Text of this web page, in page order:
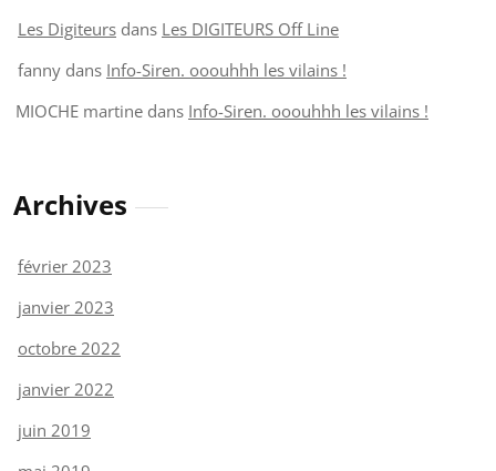
Les Digiteurs dans Les DIGITEURS Off Line
fanny dans Info-Siren. ooouhhh les vilains !
MIOCHE martine dans Info-Siren. ooouhhh les vilains !
Archives
février 2023
janvier 2023
octobre 2022
janvier 2022
juin 2019